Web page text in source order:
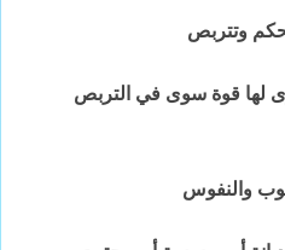
وتتربص
لها قوة سوى في التربص
والنفوس